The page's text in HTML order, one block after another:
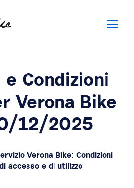
e Condizioni
Verona Bike
12/2025
Verona Bike: Condizioni
accesso e di utilizzo